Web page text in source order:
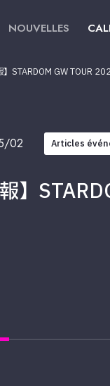
NOUVELLES
】STARDOM GW TOUR
02 Articles
】